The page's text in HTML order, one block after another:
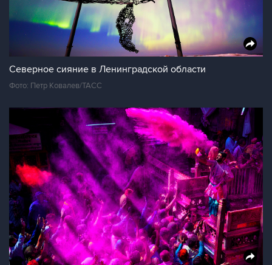
Северное сияние в Ленинградской области
Фото: Петр Ковалев/ТАСС